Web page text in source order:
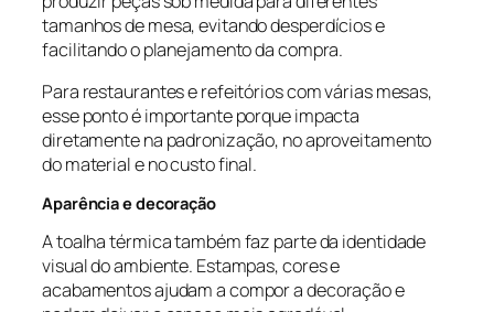
tamanhos de mesa, evitando desperdícios e
facilitando o planejamento da compra.
Para restaurantes e refeitórios com várias mesas,
esse ponto é importante porque impacta
diretamente na padronização, no aproveitamento
do material e no custo final.
Aparência e decoração
A toalha térmica também faz parte da identidade
visual do ambiente. Estampas, cores e
acabamentos ajudam a compor a decoração e